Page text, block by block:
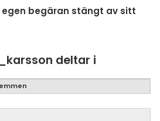
begäran stängt av sitt
deltar i
Fler språk
Ekonomi
Fler ämnen
Övriga diskussioner